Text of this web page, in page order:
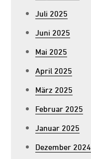
Juli 2025
Juni 2025
Mai 2025
April 2025
März 2025
Februar 2025
Januar 2025
Dezember 2024